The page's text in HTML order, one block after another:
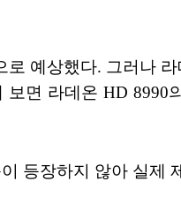
예상했다. 그러나
면 라데온 HD 8990
등장하지 않아 실제